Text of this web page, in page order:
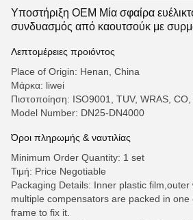
Υποστήριξη OEM Μία σφαίρα
συνδυασμός από καουτσούκ με
Λεπτομέρειες προιόντος
Place of Origin: Henan, China
Μάρκα: liwei
Πιστοποίηση: ISO9001, TUV, WRAS,
Model Number: DN25-DN4000
Όροι πληρωμής & ναυτιλίας
Minimum Order Quantity: 1 set
Τιμή: Price Negotiable
Packaging Details: Inner plastic
multiple compensators are packed in
frame to fix it.